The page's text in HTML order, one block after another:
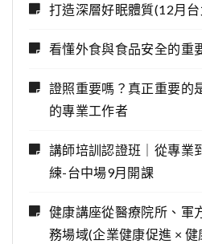
打造深層好眠體質(12月
看懂外食與食品安全的重
證照重要嗎？真正重要的
的專業工作者
講師培訓認證班｜從專業
練-台中場9月開課
健康講座從醫療院所、軍
務場域(企業健康促進 × 健